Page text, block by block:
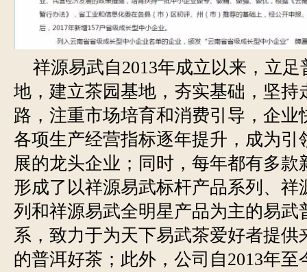
祥源易武自2013年成立以来，立足
地，建立茶园基地，夯实基础，坚持
路，注重市场培育和消费引导，企业
各项生产经营指标逐年提升，成为引
展的龙头企业；同时，每年都有多款
形成了以祥源易武标杆产品系列、祥
列和祥源易武全明星产品为主的易武
系，致力于为天下易武茶爱好者提供
的普洱好茶；此外，公司自2013年至